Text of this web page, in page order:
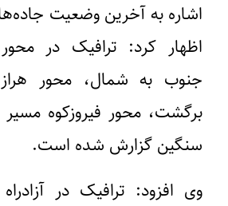
اشاره به آخرین وضعیت
اظهار کرد: ترافیک در
جنوب به شمال، محور
برگشت، محور فیروزکوه
سنگین گزارش شده است.
وی افزود: ترافیک در